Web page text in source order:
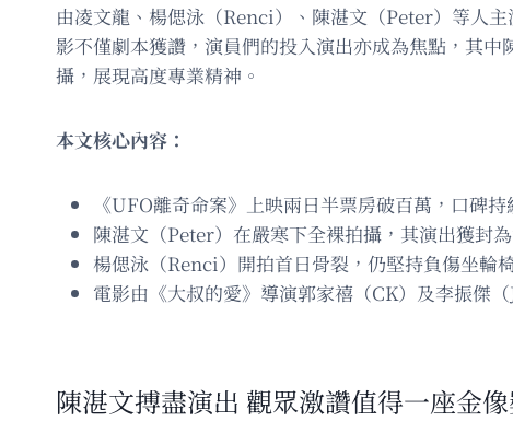
由凌文龍、楊偲泳（Renci）、陳湛文（Peter）等人
影不僅劇本獲讚，演員們的投入演出亦成為焦點，其
攝，展現高度專業精神。
本文核心內容：
《UFO離奇命案》上映兩日半票房破百萬，口碑持
陳湛文（Peter）在嚴寒下全裸拍攝，其演出獲封
楊偲泳（Renci）開拍首日骨裂，仍堅持負傷坐輪
電影由《大叔的愛》導演郭家禧（CK）及李振傑
陳湛文搏盡演出 觀眾激讚值得一座金